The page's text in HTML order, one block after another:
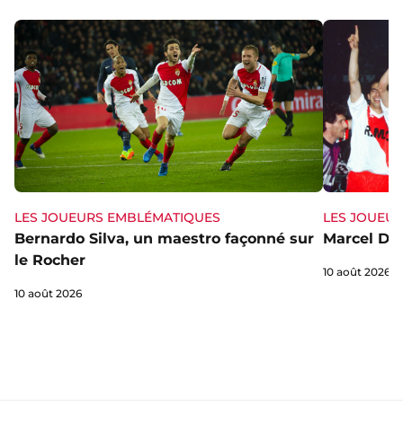
LES JOUEURS EMBLÉMATIQUES
Bernardo Silva, un maestro façonné sur
le Rocher
10 août 2026
LES
Marcel
10 août 2026